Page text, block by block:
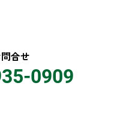
合せ
0909